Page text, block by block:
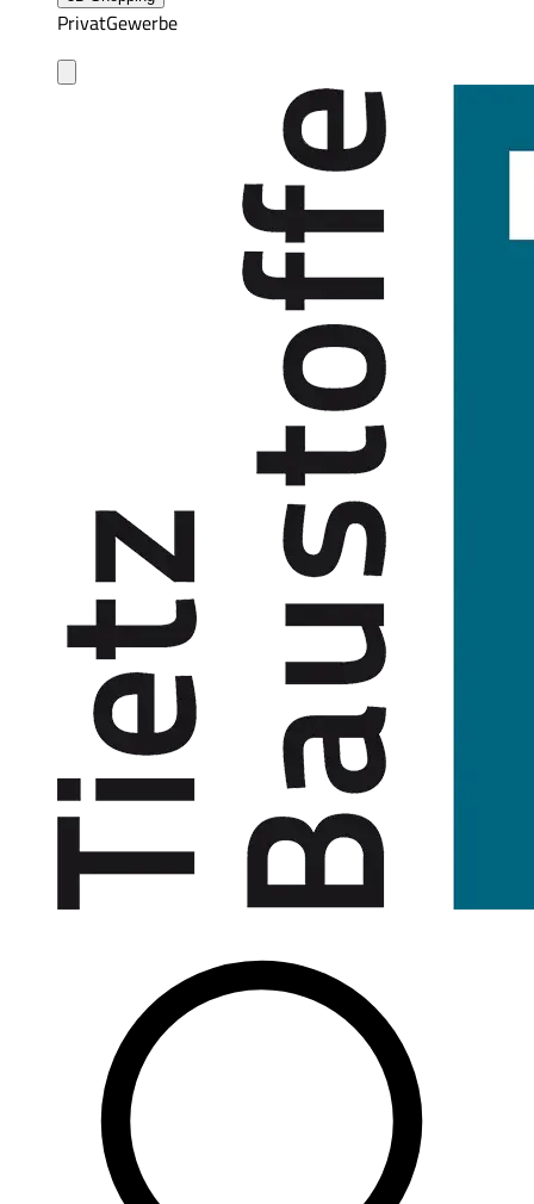
PrivatGewerbe